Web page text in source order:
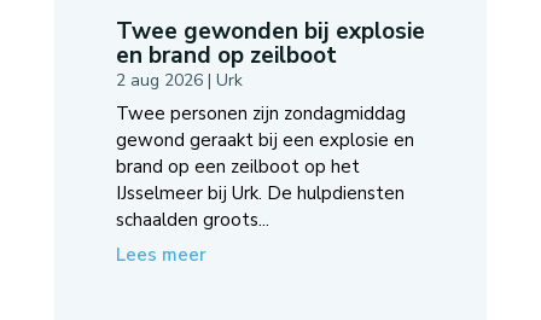
Twee gewonden bij explosie
en brand op zeilboot
2 aug 2026| Urk
Twee personen zijn zondagmiddag
gewond geraakt bij een explosie en
brand op een zeilboot op het
IJsselmeer bij Urk. De hulpdiensten
schaalden groots...
Lees meer